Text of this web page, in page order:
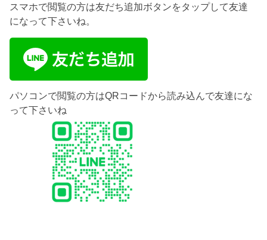
スマホで閲覧の方は友だち追加ボタンをタップして友達
になって下さいね。
パソコンで閲覧の方はQRコードから読み込んで友達にな
って下さいね